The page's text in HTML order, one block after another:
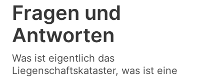
Fragen und
Antworten
Was ist eigentlich das
Liegenschaftskataster, was ist eine